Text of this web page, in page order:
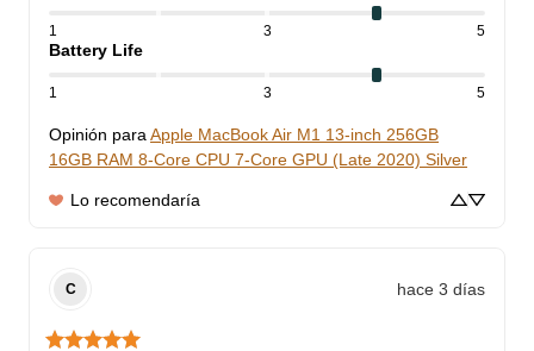
1 3 5
Battery Life
1 3 5
Opinión para Apple MacBook Air M1 13-inch 256GB
16GB RAM 8-Core CPU 7-Core GPU (Late 2020) Silver
Lo recomendaría
C hace 3 días